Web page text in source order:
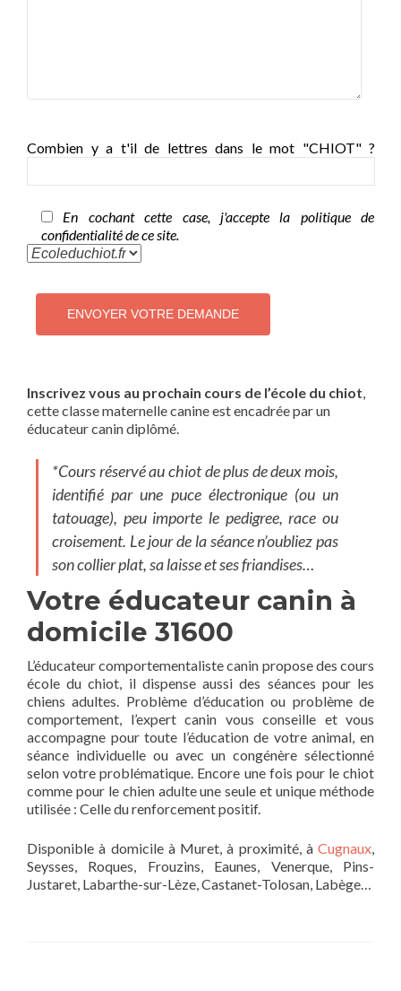
Combien y a t'il de lettres dans le mot "CHIOT" ?
En cochant cette case, j'accepte la politique de
confidentialité de ce site.
Inscrivez vous au prochain cours de l’école du chiot,
cette classe maternelle canine est encadrée par un
éducateur canin diplômé.
*Cours réservé au chiot de plus de deux mois,
identifié par une puce électronique (ou un
tatouage), peu importe le pedigree, race ou
croisement. Le jour de la séance n’oubliez pas
son collier plat, sa laisse et ses friandises…
Votre éducateur canin à
domicile 31600
L’éducateur comportementaliste canin propose des cours
école du chiot, il dispense aussi des séances pour les
chiens adultes. Problème d’éducation ou problème de
comportement, l’expert canin vous conseille et vous
accompagne pour toute l’éducation de votre animal, en
séance individuelle ou avec un congénère sélectionné
selon votre problématique. Encore une fois pour le chiot
comme pour le chien adulte une seule et unique méthode
utilisée : Celle du renforcement positif.
Disponible à domicile à Muret, à proximité, à Cugnaux,
Seysses, Roques, Frouzins, Eaunes, Venerque, Pins-
Justaret, Labarthe-sur-Lèze, Castanet-Tolosan, Labège…